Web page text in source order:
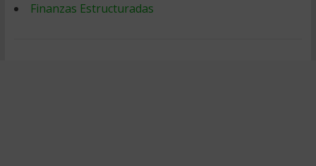
Finanzas Estructuradas